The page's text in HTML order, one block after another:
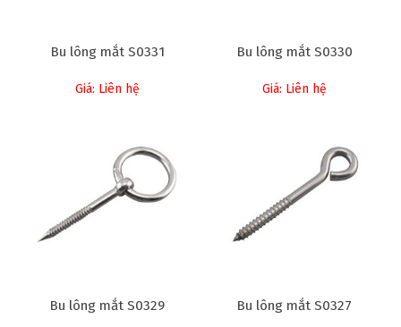
Bu lông mắt S0331
Giá: Liên hệ
Bu lông mắt S0330
Giá: Liên hệ
Bu lông mắt S0329 Bu lông mắt S0327